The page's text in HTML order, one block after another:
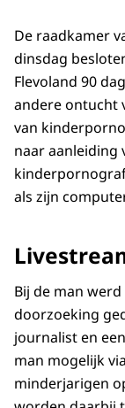
De raadkamer
dinsdag
Flevoland 90
andere ontucht
van
naar aanleiding
als zijn
Bij de man
doorzoeking
journalist en
man mogelijk
minderjarigen